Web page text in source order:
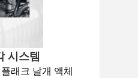
시스템
래크 날개 액체